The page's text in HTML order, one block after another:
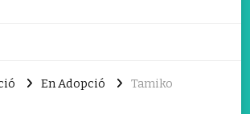
En Adopció Tamiko